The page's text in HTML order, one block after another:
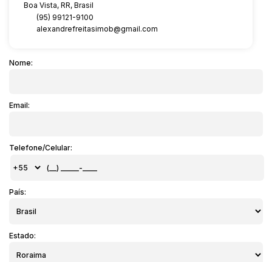
Boa Vista, RR, Brasil
(95) 99121-9100
alexandrefreitasimob@gmail.com
Nome:
Email:
Telefone/Celular:
País:
Estado: